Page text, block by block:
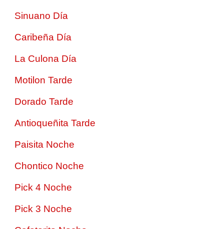
Sinuano Día
Caribeña Día
La Culona Día
Motilon Tarde
Dorado Tarde
Antioqueñita Tarde
Paisita Noche
Chontico Noche
Pick 4 Noche
Pick 3 Noche